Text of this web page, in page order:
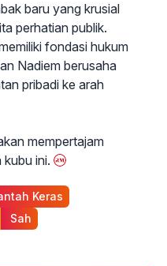
baru yang krusial
perhatian publik.
fondasi hukum
Nadiem berusaha
pribadi ke arah
mempertajam
ini.
Keras
Sah